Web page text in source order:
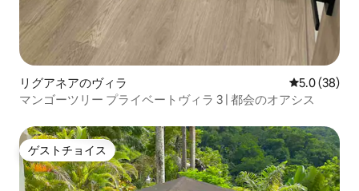
リグアネアのヴィラ レビュー38
5.0 (38)
マンゴーツリー プライベートヴィラ 3 | 都会のオアシス
ゲストチョイス
ゲストチョイス